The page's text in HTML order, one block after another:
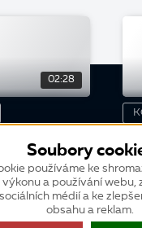
02:28
Soubory
používáme ke
výkonu a používání webu,
médií a ke
obsahu a reklam.